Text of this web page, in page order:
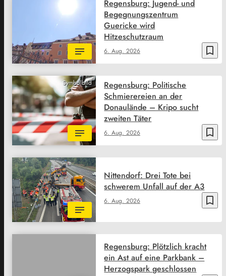
bookmark_border
6. Aug. 2026
Regensburg: Jugend- und
Begegnungszentrum
Guericke wird
Hitzeschutzraum
Symbolbild
bookmark_border
6. Aug. 2026
Regensburg: Politische
Schmierereien an der
Donaulände – Kripo sucht
zweiten Täter
bookmark_border
6. Aug. 2026
Nittendorf: Drei Tote bei
schwerem Unfall auf der A3
Regensburg: Plötzlich kracht
ein Ast auf eine Parkbank –
Herzogspark geschlossen